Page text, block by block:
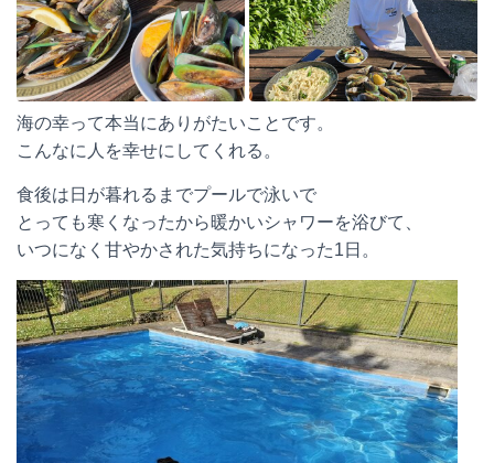
海の幸って本当にありがたいことです。
こんなに人を幸せにしてくれる。
食後は日が暮れるまでプールで泳いで
とっても寒くなったから暖かいシャワーを浴びて、
いつになく甘やかされた気持ちになった1日。